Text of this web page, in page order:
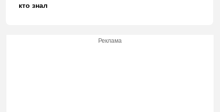
кто знал
Реклама